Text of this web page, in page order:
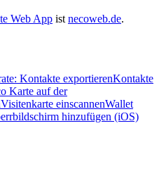
Web App ist necoweb.de.
Kontakte exportierenKontakte
Karte auf der
Visitenkarte einscannenWallet
hinzufügen (iOS)